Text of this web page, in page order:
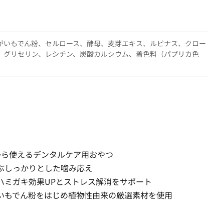
いもでん粉、セルロース、酵母、麦芽エキス、ルピナス、クロー
グリセリン、レシチン、炭酸カルシウム、着色料（パプリカ色
使えるデンタルケア用おやつ
っかりとした噛み応え
ガキ効果UPとストレス解消をサポート
でん粉をはじめ植物性由来の厳選素材を使用